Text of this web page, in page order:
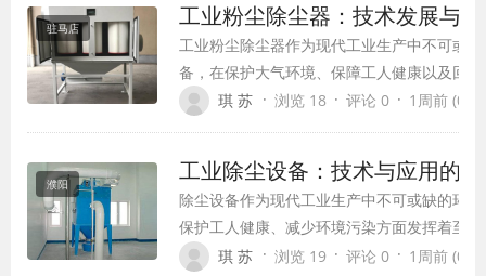
驻马店 工业粉尘除尘器：技术发展与
工业粉尘除尘器作为现代工业生产中不可或
备，在保护大气环境、保障工人健康以及回
方面发挥着重要作用。随着环保要求的不断
琪 苏 · 浏览 18 · 评论 0 · 1周前 (07-
濮阳 工业除尘设备：技术与应用的
除尘设备作为现代工业生产中不可或缺的环
保护工人健康、减少环境污染方面发挥着至
用。随着工业化进程的加速和环保要求的不
琪 苏 · 浏览 19 · 评论 0 · 1周前 (07-